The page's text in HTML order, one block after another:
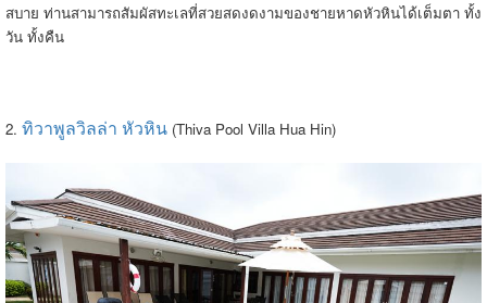
สบาย ท่านสามารถสัมผัสทะเลที่สวยสดงดงามของชายหาดหัวหินได้เต็มตา ทั้ง
วัน ทั้งคืน
2. ทิวาพูลวิลล่า หัวหิน (Thiva Pool Villa Hua Hin)